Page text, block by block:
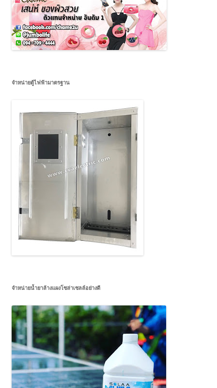
จำหน่ายตู้ไฟฟ้ามาตรฐาน
จำหน่ายน้ำยาล้างแผงโซล่าเซลล์อย่างดี